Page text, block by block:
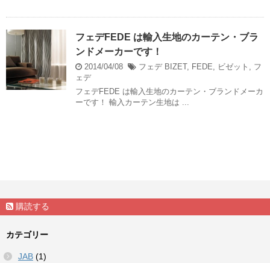
フェデFEDE は輸入生地のカーテン・ブラ
ンドメーカーです！
2014/04/08 フェデ BIZET, FEDE, ビゼット , フ
ェデ
フェデFEDE は輸入生地のカーテン・ブランドメーカ
ーです！ 輸入カーテン生地は ...
購読する
カテゴリー
JAB (1)